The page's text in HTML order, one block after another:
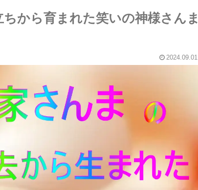
から育まれた笑いの神様さんま
2024.09.01